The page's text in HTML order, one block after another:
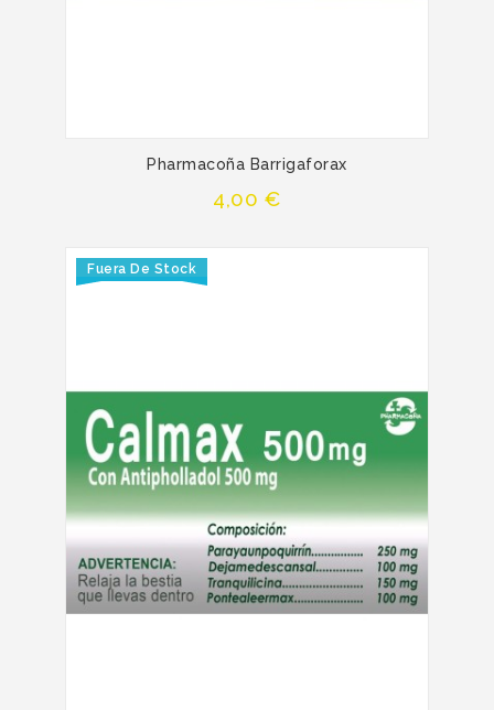
Pharmacoña Barrigaforax
Precio
4,00 €
Fuera De Stock